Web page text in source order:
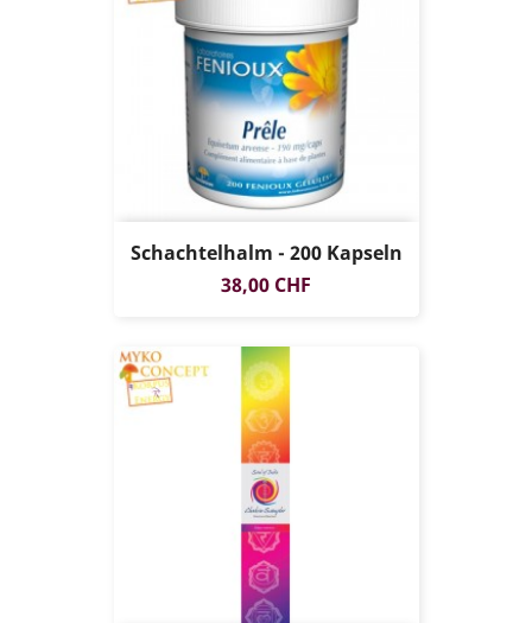
Schachtelhalm - 200 Kapseln
Preis
38,00 CHF